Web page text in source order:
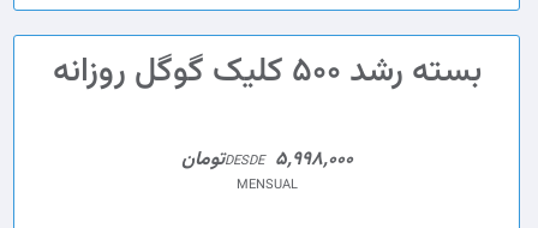
بسته رشد 500 کلیک گوگل روزانه
DESDE 5,998,000تومان
MENSUAL